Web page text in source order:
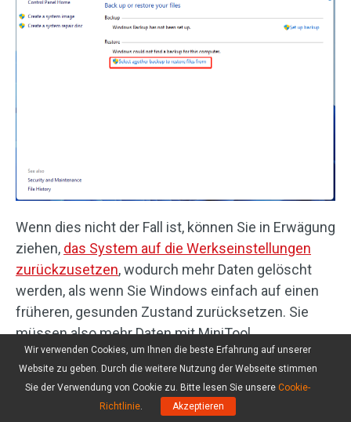
Wenn dies nicht der Fall ist, können Sie in Erwägung
ziehen, das System auf die Werkseinstellungen
zurückzusetzen, wodurch mehr Daten gelöscht
werden, als wenn Sie Windows einfach auf einen
früheren, gesunden Zustand zurücksetzen. Sie
müssen also mehr Daten mit MiniTool
ShadowMaker sichern.
Wir verwenden Cookies, um Ihnen die beste Erfahrung auf unserer
Website zu geben. Durch die weitere Nutzung der Webseite stimmen
Sie der Verwendung von Cookie zu. Bitte lesen Sie unsere Cookie-
Richtlinie. Akzeptieren